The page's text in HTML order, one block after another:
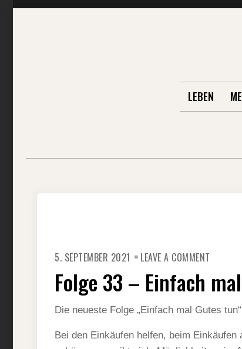
LEBEN
5. SEPTEMBER 2021 LEAVE A COMMENT
–
EINFACH
MAL
GUTES
TUN
Folge 33 – Einfach
Die neueste Folge „Einfach mal Gutes
Bei den Einkäufen helfen, beim